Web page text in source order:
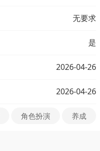
无要求
是
2026-04-26
2026-04-26
角色扮演 养成